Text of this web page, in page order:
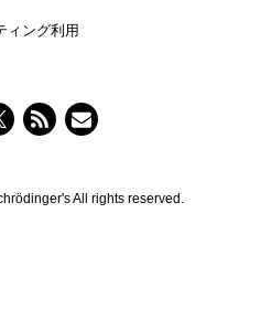
ィング利用
All rights reserved.